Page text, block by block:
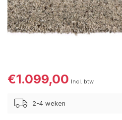
€1.099,00 Incl. btw
2-4 weken